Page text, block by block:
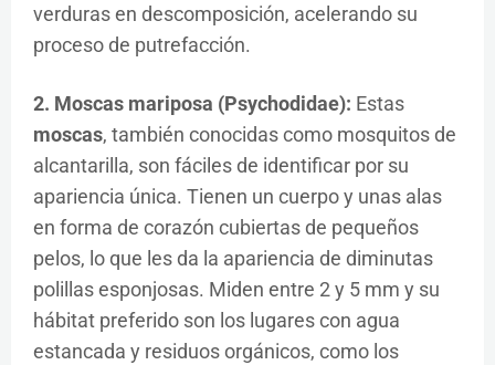
verduras en descomposición, acelerando su
proceso de putrefacción.
2. Moscas mariposa (Psychodidae): Estas
moscas, también conocidas como mosquitos de
alcantarilla, son fáciles de identificar por su
apariencia única. Tienen un cuerpo y unas alas
en forma de corazón cubiertas de pequeños
pelos, lo que les da la apariencia de diminutas
polillas esponjosas. Miden entre 2 y 5 mm y su
hábitat preferido son los lugares con agua
estancada y residuos orgánicos, como los